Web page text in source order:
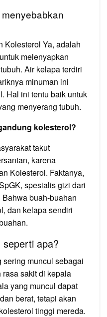
Kolesterol Ya, adalah
melenyapkan
Air kelapa terdiri
minuman ini
Hal ini tentu baik untuk
menyerang tubuh.
kolesterol?
takut
karena
Kolesterol. Faktanya,
spesialis gizi dari
buah-buahan
dan kelapa sendiri
apa?
muncul sebagai
sakit di kepala
yang muncul dapat
berat, tetapi akan
tinggi mereda.